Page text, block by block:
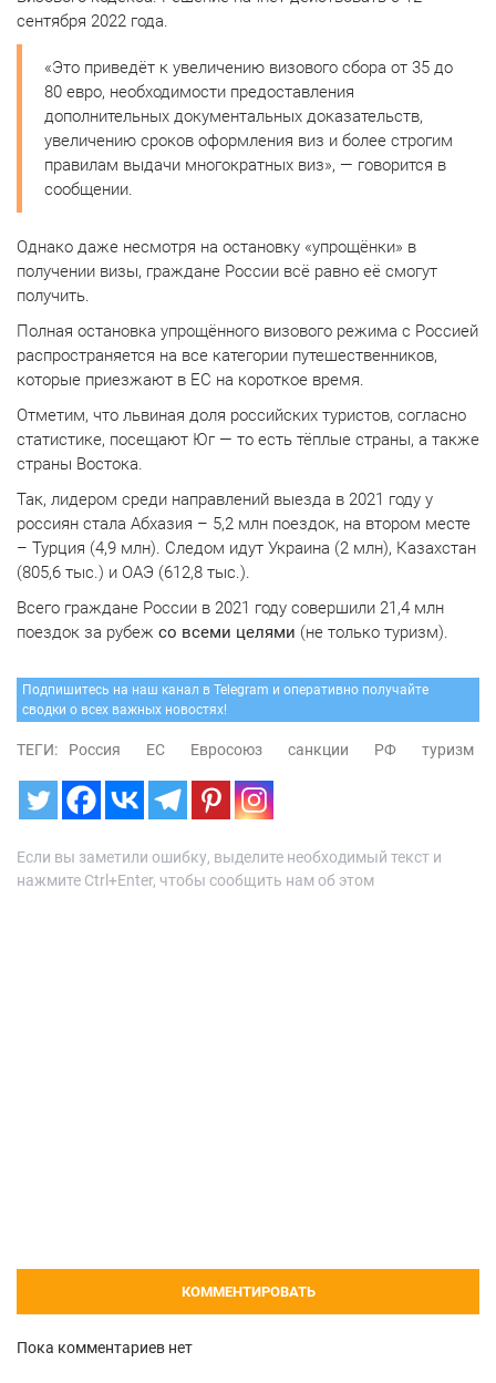
сентября 2022 года.
«Это приведёт к увеличению визового сбора от 35 до
80 евро, необходимости предоставления
дополнительных документальных доказательств,
увеличению сроков оформления виз и более строгим
правилам выдачи многократных виз», — говорится в
сообщении.
Однако даже несмотря на остановку «упрощёнки» в
получении визы, граждане России всё равно её смогут
получить.
Полная остановка упрощённого визового режима с Россией
распространяется на все категории путешественников,
которые приезжают в ЕС на короткое время.
Отметим, что львиная доля российских туристов, согласно
статистике, посещают Юг — то есть тёплые страны, а также
страны Востока.
Так, лидером среди направлений выезда в 2021 году у
россиян стала Абхазия – 5,2 млн поездок, на втором месте
– Турция (4,9 млн). Следом идут Украина (2 млн), Казахстан
(805,6 тыс.) и ОАЭ (612,8 тыс.).
Всего граждане России в 2021 году совершили 21,4 млн
поездок за рубеж со всеми целями (не только туризм).
Подпишитесь на наш канал в Telegram и оперативно получайте
сводки о всех важных новостях!
ТЕГИ: Россия ЕС Евросоюз санкции РФ туризм
Если вы заметили ошибку, выделите необходимый текст и
нажмите Ctrl+Enter, чтобы сообщить нам об этом
КОММЕНТИРОВАТЬ
Пока комментариев нет